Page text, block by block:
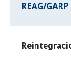
REAG/GARP